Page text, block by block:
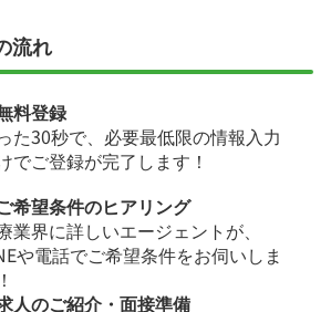
流れ
料登録
た30秒で、必要最低限の情報入力
でご登録が完了します！
希望条件のヒアリング
業界に詳しいエージェントが、
や電話でご希望条件をお伺いしま
人のご紹介・面接準備